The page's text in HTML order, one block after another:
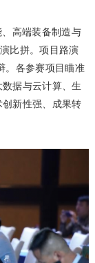
高端装备制造与
比拼。项目路演
。各参赛项目瞄准
据与云计算、生
新性强、成果转